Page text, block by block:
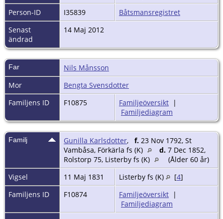
Person-ID
I35839
Båtsmansregistret
Senast
ändrad
14 Maj 2012
Far
Nils Månsson
Mor
Bengta Svensdotter
Familjens ID
F10875 Familjeöversikt |
Familjediagram
Familj Gunilla Karlsdotter, f. 23 Nov 1792, St
Vambåsa, Förkärla fs (K)
d. 7 Dec 1852,
Rolstorp 75, Listerby fs (K)
(Ålder 60 år)
Vigsel
11 Maj 1831 Listerby fs (K) [4]
Familjens ID
F10874 Familjeöversikt |
Familjediagram